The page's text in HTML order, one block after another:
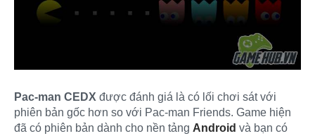
Pac-man CEDX được đánh giá là có lối chơi sát với
phiên bản gốc hơn so với Pac-man Friends. Game hiện
đã có phiên bản dành cho nền tảng Android và bạn có